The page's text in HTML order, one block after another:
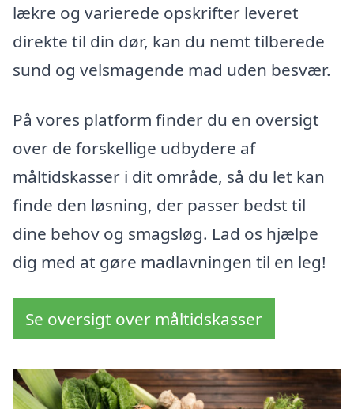
lækre og varierede opskrifter leveret
direkte til din dør, kan du nemt tilberede
sund og velsmagende mad uden besvær.
På vores platform finder du en oversigt
over de forskellige udbydere af
måltidskasser i dit område, så du let kan
finde den løsning, der passer bedst til
dine behov og smagsløg. Lad os hjælpe
dig med at gøre madlavningen til en leg!
Se oversigt over måltidskasser